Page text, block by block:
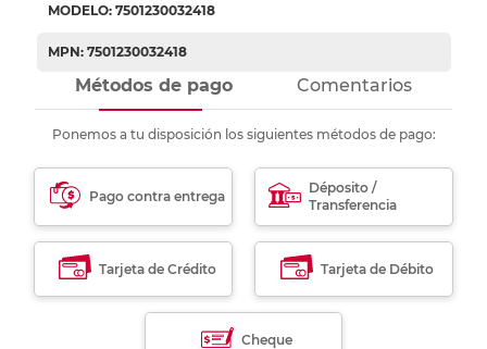
MODELO: 7501230032418
MPN: 7501230032418
Métodos de pago Comentarios
Ponemos a tu disposición los siguientes métodos de pago:
Pago contra entrega
Déposito /
Transferencia
Tarjeta de Crédito Tarjeta de Débito
Cheque